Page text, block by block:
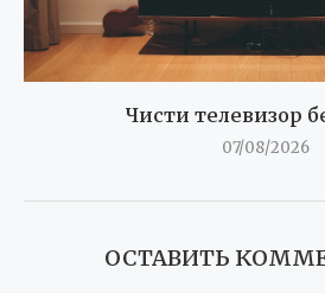
Чисти телевизор
07/08/2026
ОСТАВИТЬ